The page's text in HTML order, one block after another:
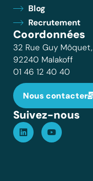
Blog
Recrutement
Coordonnées
32 Rue Guy Môquet,
92240 Malakoff
01 46 12 40 40
Nous contacter
Suivez-nous